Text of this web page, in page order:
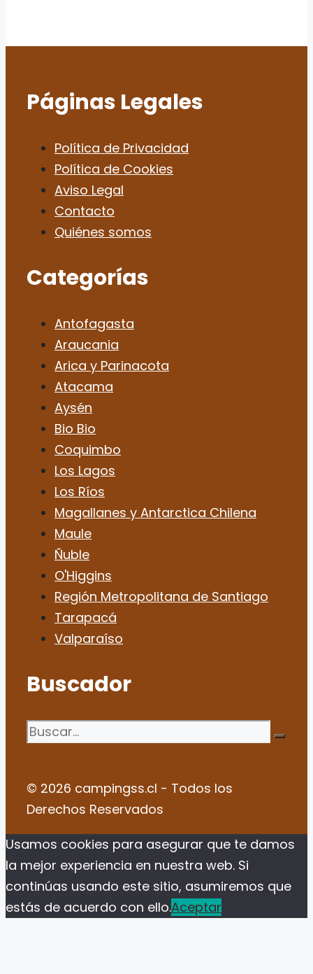
Páginas Legales
Política de Privacidad
Política de Cookies
Aviso Legal
Contacto
Quiénes somos
Categorías
Antofagasta
Araucania
Arica y Parinacota
Atacama
Aysén
Bio Bio
Coquimbo
Los Lagos
Los Ríos
Magallanes y Antarctica Chilena
Maule
Ñuble
O'Higgins
Región Metropolitana de Santiago
Tarapacá
Valparaíso
Buscador
Buscar:
© 2026 campingss.cl - Todos los
Derechos Reservados
Usamos cookies para asegurar que te damos
la mejor experiencia en nuestra web. Si
continúas usando este sitio, asumiremos que
estás de acuerdo con ello.Aceptar